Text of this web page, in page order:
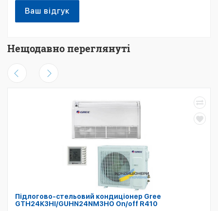
Ваш відгук
Нещодавно переглянуті
Підлогово-стельовий кондиціонер Gree
GTH24K3HI/GUHN24NM3HO On/off R410